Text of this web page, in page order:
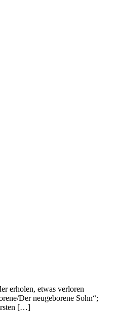
erholen, etwas verloren
Der neugeborene Sohn“;
[…]